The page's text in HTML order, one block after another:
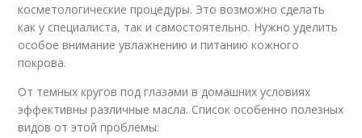
косметологические процедуры. Это возможно сделать
как у специалиста, так и самостоятельно. Нужно уделить
особое внимание увлажнению и питанию кожного
покрова.
От темных кругов под глазами в домашних условиях
эффективны различные масла. Список особенно полезных
видов от этой проблемы: